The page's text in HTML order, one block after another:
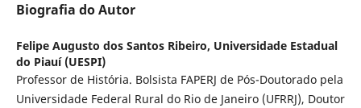
Biografia do Autor
Felipe Augusto dos Santos Ribeiro, Universidade Estadual
do Piauí (UESPI)
Professor de História. Bolsista FAPERJ de Pós-Doutorado pela
Universidade Federal Rural do Rio de Janeiro (UFRRJ), Doutor